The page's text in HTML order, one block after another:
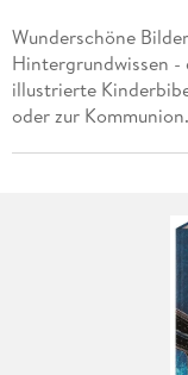
Wunderschöne
Hintergrundwissen -
illustrierte
oder zur Kommunion.